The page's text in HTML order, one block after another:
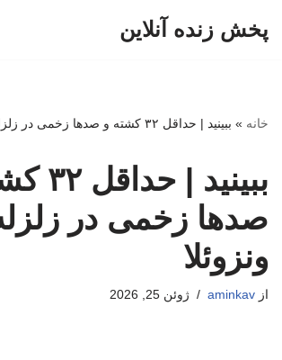
پخش زنده آنلاین
خانه » ببینید | حداقل ۳۲ کشته و صدها زخمی در زلزله‌های ونزوئلا
ببینید |
صدها زخمی در
ونزوئلا
از aminkav ژوئن 25, 2026